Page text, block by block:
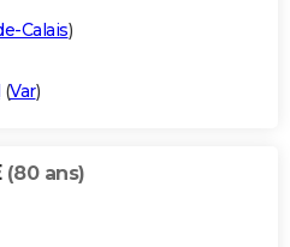
Calais)
(Var)
(80 ans)